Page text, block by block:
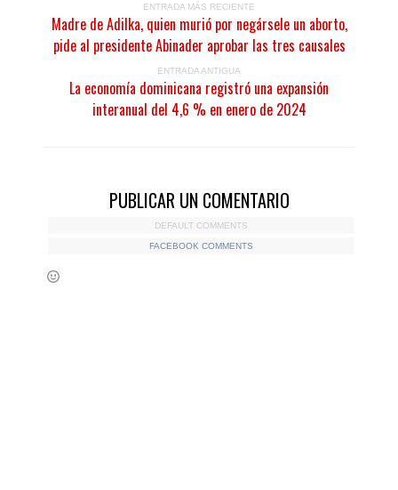
ENTRADA MÁS RECIENTE
Madre de Adilka, quien murió por negársele un aborto,
pide al presidente Abinader aprobar las tres causales
ENTRADA ANTIGUA
La economía dominicana registró una expansión
interanual del 4,6 % en enero de 2024
PUBLICAR UN COMENTARIO
DEFAULT COMMENTS
FACEBOOK COMMENTS